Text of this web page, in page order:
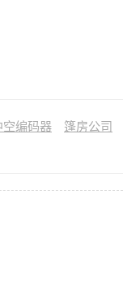
空编码器 篷房公司